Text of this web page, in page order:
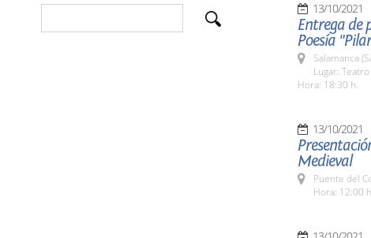
13/10/2021
Entrega de
Poesía
Salamanca
Lugar:
Hora: 18:30 h.
13/10/2021
Medieval
Puente del
Hora: 12:00